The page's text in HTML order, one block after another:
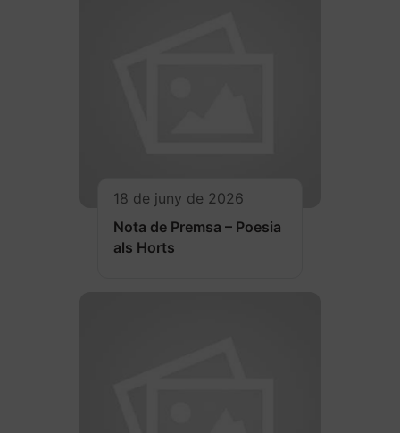
18 de juny de 2026
Nota de Premsa – Poesia
als Horts